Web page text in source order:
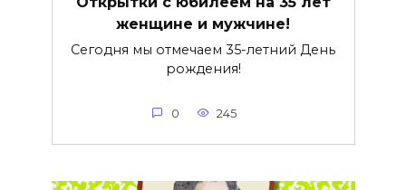
женщине и мужчине!
Сегодня мы отмечаем 35-летний День
рождения!
0 245